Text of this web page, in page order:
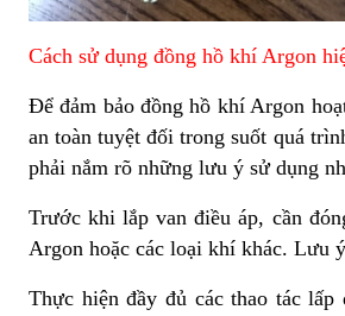
Cách sử dụng đồng hồ khí Argon
Để đảm bảo đồng hồ khí Argon
an toàn tuyệt đối trong suốt quá
phải nắm rõ những lưu ý sử dụng
Trước khi lắp van điều áp, cần
Argon hoặc các loại khí khác. Lưu
Thực hiện đầy đủ các thao tác lấp